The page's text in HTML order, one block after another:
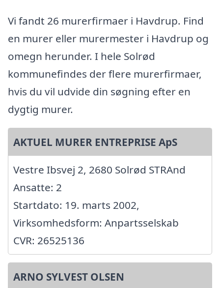
Vi fandt 26 murerfirmaer i Havdrup. Find
en murer eller murermester i Havdrup og
omegn herunder. I hele Solrød
kommunefindes der flere murerfirmaer,
hvis du vil udvide din søgning efter en
dygtig murer.
AKTUEL MURER ENTREPRISE ApS
Vestre Ibsvej 2, 2680 Solrød STRAnd
Ansatte: 2
Startdato: 19. marts 2002,
Virksomhedsform: Anpartsselskab
CVR: 26525136
ARNO SYLVEST OLSEN